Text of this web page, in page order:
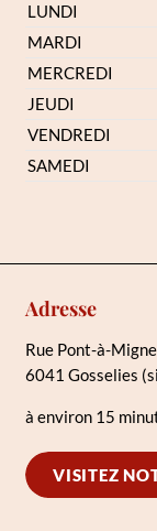
LUNDI
MARDI
MERCREDI
JEUDI
VENDREDI
SAMEDI
Adresse
Rue Pont-à-
6041 Gosselies
à environ 15
VISITEZ